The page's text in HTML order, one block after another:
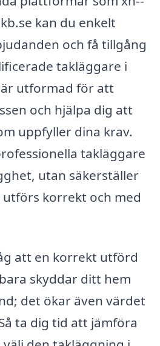
kan du enkelt
och få tillgång
takläggare i
utformad för att
och hjälpa dig att
uppfyller dina krav.
takläggare
utan säkerställer
korrekt och med
att en korrekt utförd
skyddar ditt hem
det ökar även värdet
ta dig tid att jämföra